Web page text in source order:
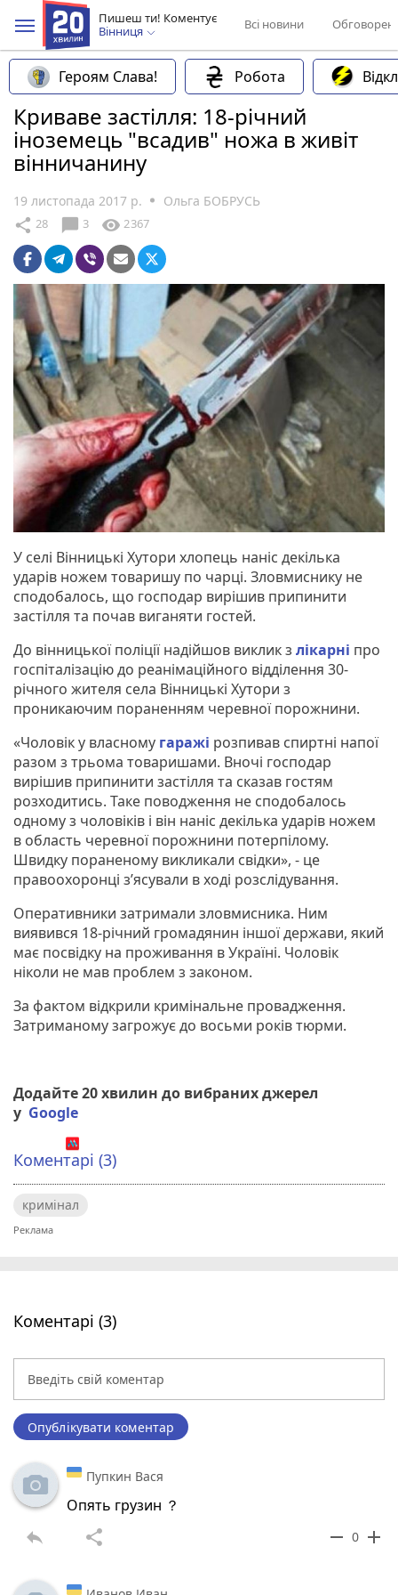
Пишеш ти! Коментує
Вінниця
Всі новини
Героям Слава! Робота
Криваве застілля: 18-річний
іноземець "всадив" ножа в живіт
вінничанину
19 листопада 2017 р. Ольга БОБРУСЬ
share 28 chat_bubble 3 visibility 2367
У селі Вінницькі Хутори хлопець наніс декілька
ударів ножем товаришу по чарці. Зловмиснику не
сподобалось, що господар вирішив припинити
застілля та почав виганяти гостей.
До вінницької поліції надійшов виклик з лікарні про
госпіталізацію до реанімаційного відділення 30-
річного жителя села Вінницькі Хутори з
проникаючим пораненням черевної порожнини.
«Чоловік у власному гаражі розпивав спиртні напої
разом з трьома товаришами. Вночі господар
вирішив припинити застілля та сказав гостям
розходитись. Таке поводження не сподобалось
одному з чоловіків і він наніс декілька ударів ножем
в область черевної порожнини потерпілому.
Швидку пораненому викликали свідки», - це
правоохоронці з’ясували в ході розслідування.
Оперативники затримали зловмисника. Ним
виявився 18-річний громадянин іншої держави, який
має посвідку на проживання в Україні. Чоловік
ніколи не мав проблем з законом.
За фактом відкрили кримінальне провадження.
Затриманому загрожує до восьми років тюрми.
Додайте 20 хвилин до вибраних джерел
у Google
Коментарі (3)
кримінал
Коментарі (3)
Опублікувати коментар
Пупкин Вася
Опять грузин ？
reply share remove 0 add